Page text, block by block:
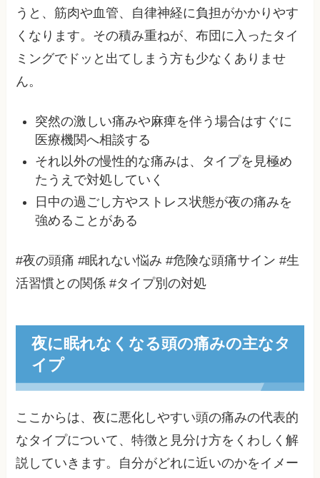
うと、筋肉や血管、自律神経に負担がかかりやす
くなります。その積み重ねが、布団に入ったタイ
ミングでドッと出てしまう方も少なくありませ
ん。
突然の激しい痛みや麻痺を伴う場合はすぐに
医療機関へ相談する
それ以外の慢性的な痛みは、タイプを見極め
たうえで対処していく
日中の過ごし方やストレス状態が夜の痛みを
強めることがある
#夜の頭痛 #眠れない悩み #危険な頭痛サイン #生
活習慣との関係 #タイプ別の対処
夜に眠れなくなる頭の痛みの主なタ
イプ
ここからは、夜に悪化しやすい頭の痛みの代表的
なタイプについて、特徴と見分け方をくわしく解
説していきます。自分がどれに近いのかをイメー